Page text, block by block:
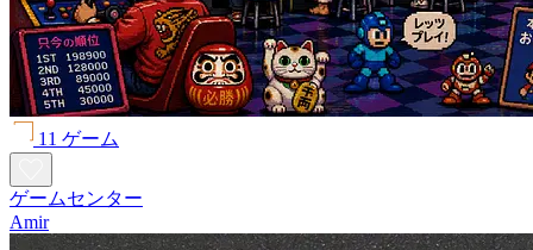
11 ゲーム
ゲームセンター
Amir